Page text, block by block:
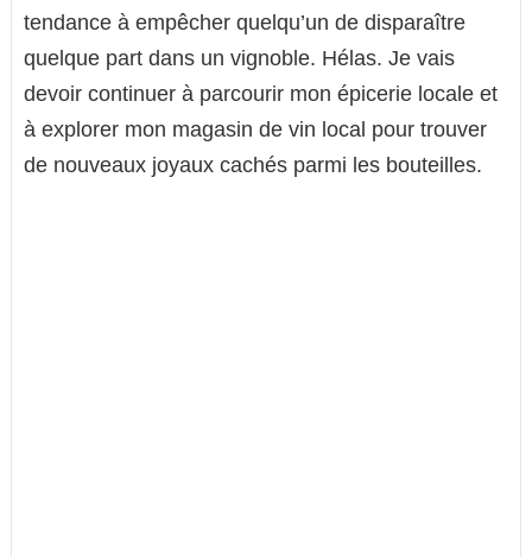
tendance à empêcher quelqu’un de disparaître
quelque part dans un vignoble. Hélas. Je vais
devoir continuer à parcourir mon épicerie locale et
à explorer mon magasin de vin local pour trouver
de nouveaux joyaux cachés parmi les bouteilles.